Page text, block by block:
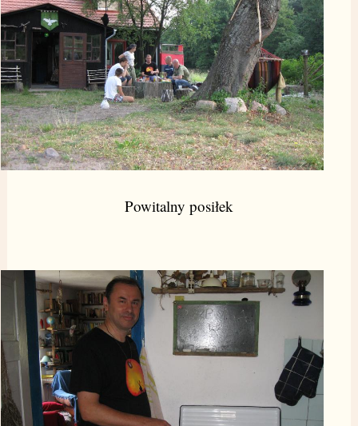
Powitalny posiłek